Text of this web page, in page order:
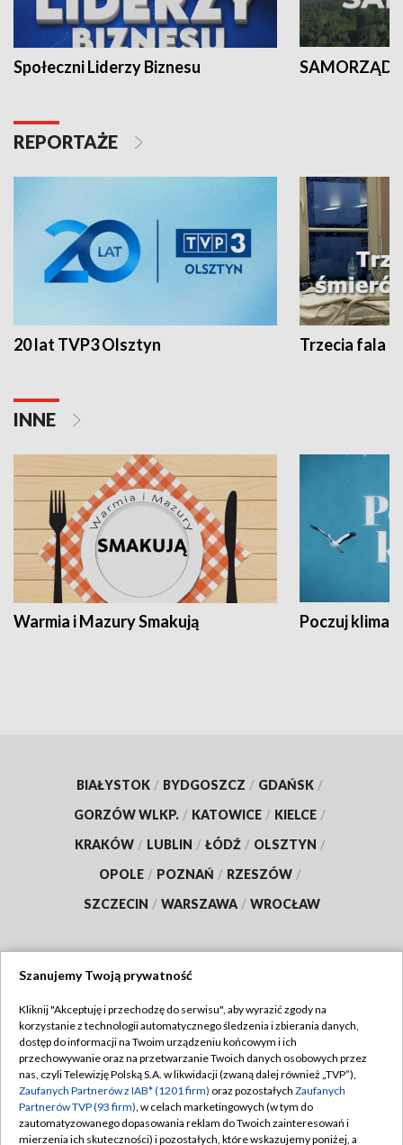
Społeczni Liderzy Biznesu SAMORZĄD
REPORTAŻE
20 lat TVP3 Olsztyn Trzecia fala -
INNE
Warmia i Mazury Smakują Poczuj klimat
BIAŁYSTOK / BYDGOSZCZ / GDAŃSK /
GORZÓW WLKP. / KATOWICE / KIELCE /
KRAKÓW / LUBLIN / ŁÓDŹ / OLSZTYN /
OPOLE / POZNAŃ / RZESZÓW /
SZCZECIN / WARSZAWA / WROCŁAW
TVP
Abonament TVP
Emisja w TVP
Centrum informacji TVP
Regulamin TVP
Polityka prywatności
Moje zgody
Szanujemy Twoją prywatność
Kliknij "Akceptuję i przechodzę do serwisu", aby wyrazić zgody na
korzystanie z technologii automatycznego śledzenia i zbierania danych,
dostęp do informacji na Twoim urządzeniu końcowym i ich
przechowywanie oraz na przetwarzanie Twoich danych osobowych przez
nas, czyli Telewizję Polską S.A. w likwidacji (zwaną dalej również „TVP”),
Zaufanych Partnerów z IAB* (1201 firm) oraz pozostałych Zaufanych
Partnerów TVP (93 firm), w celach marketingowych (w tym do
zautomatyzowanego dopasowania reklam do Twoich zainteresowań i
mierzenia ich skuteczności) i pozostałych, które wskazujemy poniżej, a